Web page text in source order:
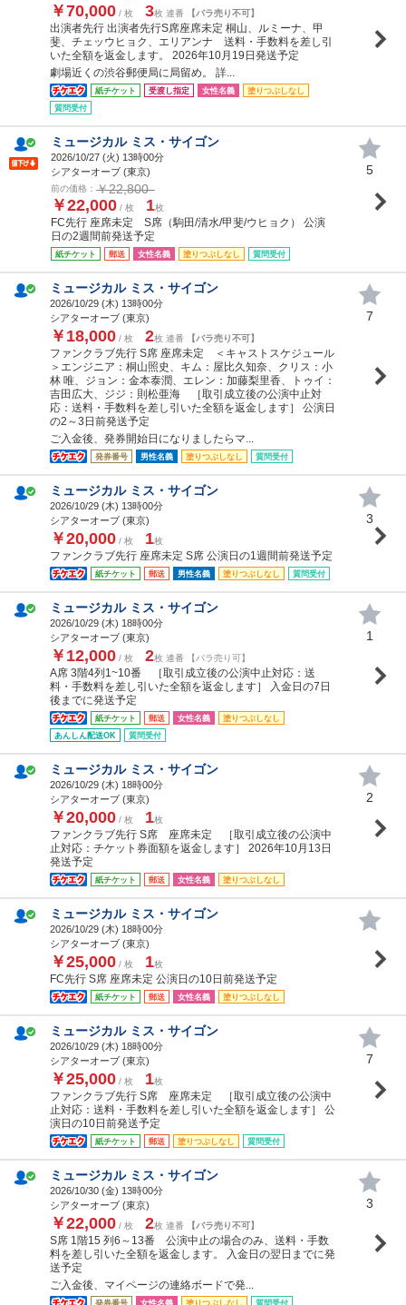
￥70,000 / 枚 3枚 連番 【バラ売り不可】
出演者先行 出演者先行S席座席未定 桐山、ルミーナ、甲
斐、チェッウヒョク、エリアンナ 送料・手数料を差し引
いた全額を返金します。 2026年10月19日発送予定
劇場近くの渋谷郵便局に局留め。 詳...
紙チケット 受渡し指定 女性名義
塗りつぶしなし
質問受付
ミュージカル ミス・サイゴン
2026/10/27 (火) 13時00分
シアターオーブ (東京)
前の価格： ￥22,800
￥22,000 / 枚 1枚
FC先行 座席未定 S席（駒田/清水/甲斐/ウヒョク） 公演
日の2週間前発送予定
紙チケット 郵送 女性名義 塗りつぶしなし 質問受付
5
ミュージカル ミス・サイゴン
2026/10/29 (木) 13時00分
シアターオーブ (東京)
￥18,000 / 枚 2枚 連番 【バラ売り不可】
ファンクラブ先行 S席 座席未定 ＜キャストスケジュール
＞エンジニア：桐山照史、キム：屋比久知奈、クリス：小
林 唯、ジョン：金本泰潤、エレン：加藤梨里香、トゥイ：
吉田広大、ジジ：則松亜海 ［取引成立後の公演中止対
応：送料・手数料を差し引いた全額を返金します］ 公演日
の2～3日前発送予定
ご入金後、発券開始日になりましたらマ...
発券番号 男性名義 塗りつぶしなし 質問受付
7
ミュージカル ミス・サイゴン
2026/10/29 (木) 13時00分
シアターオーブ (東京)
￥20,000 / 枚 1枚
ファンクラブ先行 座席未定 S席 公演日の1週間前発送予定
紙チケット 郵送 男性名義 塗りつぶしなし 質問受付
3
ミュージカル ミス・サイゴン
2026/10/29 (木) 18時00分
シアターオーブ (東京)
￥12,000 / 枚 2枚 連番 【バラ売り可】
A席 3階4列1~10番 ［取引成立後の公演中止対応：送
料・手数料を差し引いた全額を返金します］ 入金日の7日
後までに発送予定
紙チケット 郵送 女性名義
塗りつぶしなし
あんしん配送OK
質問受付
1
ミュージカル ミス・サイゴン
2026/10/29 (木) 18時00分
シアターオーブ (東京)
￥20,000 / 枚 1枚
ファンクラブ先行 S席 座席未定 ［取引成立後の公演中
止対応：チケット券面額を返金します］ 2026年10月13日
発送予定
紙チケット 郵送 女性名義 塗りつぶしなし
2
ミュージカル ミス・サイゴン
2026/10/29 (木) 18時00分
シアターオーブ (東京)
￥25,000 / 枚 1枚
FC先行 S席 座席未定 公演日の10日前発送予定
紙チケット 郵送 女性名義 塗りつぶしなし
ミュージカル ミス・サイゴン
2026/10/29 (木) 18時00分
シアターオーブ (東京)
￥25,000 / 枚 1枚
ファンクラブ先行 S席 座席未定 ［取引成立後の公演中
止対応：送料・手数料を差し引いた全額を返金します］ 公
演日の10日前発送予定
紙チケット 郵送 塗りつぶしなし 質問受付
7
ミュージカル ミス・サイゴン
2026/10/30 (金) 13時00分
シアターオーブ (東京)
￥22,000 / 枚 2枚 連番 【バラ売り不可】
S席 1階15 列6～13番 公演中止の場合のみ、送料・手数
料を差し引いた全額を返金します。 入金日の翌日までに発
送予定
ご入金後、マイページの連絡ボードで発...
発券番号 女性名義 塗りつぶしなし 質問受付
3